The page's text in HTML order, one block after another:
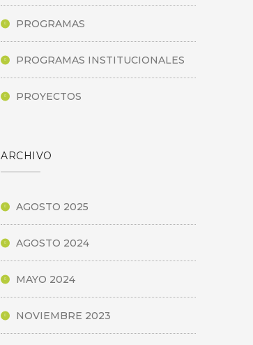
PROGRAMAS
PROGRAMAS INSTITUCIONALES
PROYECTOS
ARCHIVO
AGOSTO 2025
AGOSTO 2024
MAYO 2024
NOVIEMBRE 2023